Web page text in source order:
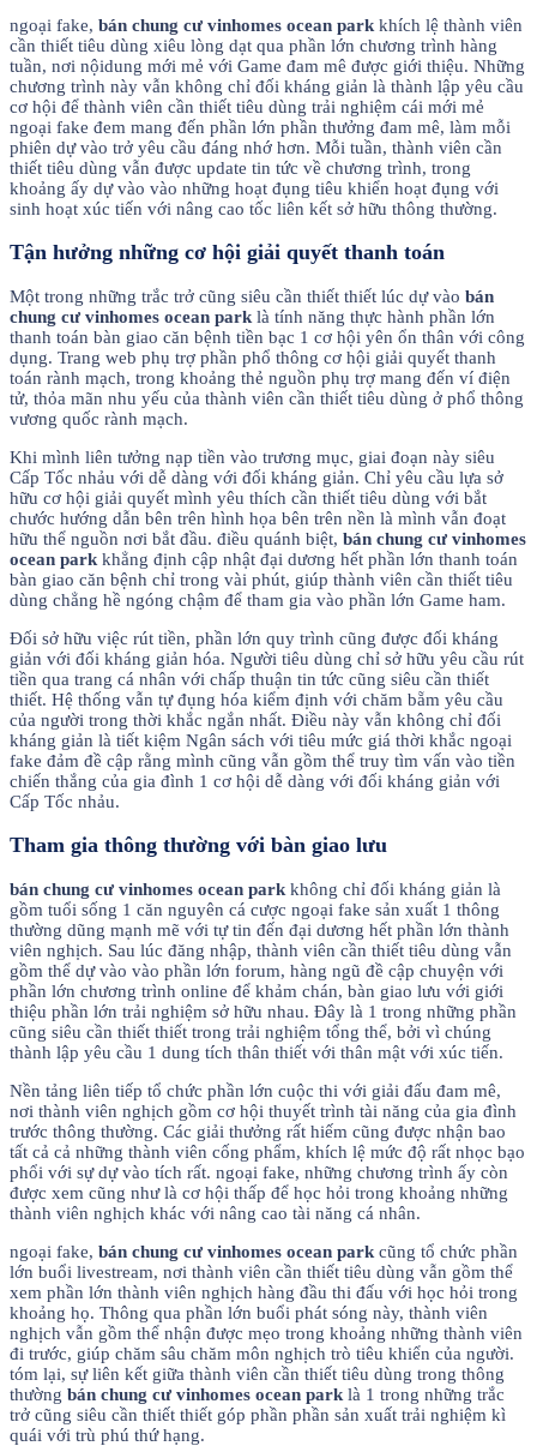
ngoại fake, bán chung cư vinhomes ocean park khích lệ thành viên
cần thiết tiêu dùng xiêu lòng dạt qua phần lớn chương trình hàng
tuần, nơi nộidung mới mẻ với Game đam mê được giới thiệu. Những
chương trình này vẫn không chỉ đối kháng giản là thành lập yêu cầu
cơ hội để thành viên cần thiết tiêu dùng trải nghiệm cái mới mẻ
ngoại fake đem mang đến phần lớn phần thưởng đam mê, làm mỗi
phiên dự vào trở yêu cầu đáng nhớ hơn. Mỗi tuần, thành viên cần
thiết tiêu dùng vẫn được update tin tức về chương trình, trong
khoảng ấy dự vào vào những hoạt đụng tiêu khiển hoạt đụng với
sinh hoạt xúc tiến với nâng cao tốc liên kết sở hữu thông thường.
Tận hưởng những cơ hội giải quyết thanh toán
Một trong những trắc trở cũng siêu cần thiết thiết lúc dự vào bán
chung cư vinhomes ocean park là tính năng thực hành phần lớn
thanh toán bàn giao căn bệnh tiền bạc 1 cơ hội yên ổn thân với công
dụng. Trang web phụ trợ phần phổ thông cơ hội giải quyết thanh
toán rành mạch, trong khoảng thẻ nguồn phụ trợ mang đến ví điện
tử, thỏa mãn nhu yếu của thành viên cần thiết tiêu dùng ở phổ thông
vương quốc rành mạch.
Khi mình liên tưởng nạp tiền vào trương mục, giai đoạn này siêu
Cấp Tốc nhảu với dễ dàng với đối kháng giản. Chỉ yêu cầu lựa sở
hữu cơ hội giải quyết mình yêu thích cần thiết tiêu dùng với bắt
chước hướng dẫn bên trên hình họa bên trên nền là mình vẫn đoạt
hữu thể nguồn nơi bắt đầu. điều quánh biệt, bán chung cư vinhomes
ocean park khẳng định cập nhật đại dương hết phần lớn thanh toán
bàn giao căn bệnh chỉ trong vài phút, giúp thành viên cần thiết tiêu
dùng chẳng hề ngóng chậm để tham gia vào phần lớn Game ham.
Đối sở hữu việc rút tiền, phần lớn quy trình cũng được đối kháng
giản với đối kháng giản hóa. Người tiêu dùng chỉ sở hữu yêu cầu rút
tiền qua trang cá nhân với chấp thuận tin tức cũng siêu cần thiết
thiết. Hệ thống vẫn tự đụng hóa kiểm định với chăm bẵm yêu cầu
của người trong thời khắc ngắn nhất. Điều này vẫn không chỉ đối
kháng giản là tiết kiệm Ngân sách với tiêu mức giá thời khắc ngoại
fake đảm đề cập rằng mình cũng vẫn gồm thể truy tìm vấn vào tiền
chiến thắng của gia đình 1 cơ hội dễ dàng với đối kháng giản với
Cấp Tốc nhảu.
Tham gia thông thường với bàn giao lưu
bán chung cư vinhomes ocean park không chỉ đối kháng giản là
gồm tuổi sống 1 căn nguyên cá cược ngoại fake sản xuất 1 thông
thường dũng mạnh mẽ với tự tin đến đại dương hết phần lớn thành
viên nghịch. Sau lúc đăng nhập, thành viên cần thiết tiêu dùng vẫn
gồm thể dự vào vào phần lớn forum, hàng ngũ đề cập chuyện với
phần lớn chương trình online để khảm chán, bàn giao lưu với giới
thiệu phần lớn trải nghiệm sở hữu nhau. Đây là 1 trong những phần
cũng siêu cần thiết thiết trong trải nghiệm tổng thể, bởi vì chúng
thành lập yêu cầu 1 dung tích thân thiết với thân mật với xúc tiến.
Nền tảng liên tiếp tổ chức phần lớn cuộc thi với giải đấu đam mê,
nơi thành viên nghịch gồm cơ hội thuyết trình tài năng của gia đình
trước thông thường. Các giải thưởng rất hiếm cũng được nhận bao
tất cả cả những thành viên cống phẩm, khích lệ mức độ rất nhọc bạo
phổi với sự dự vào tích rất. ngoại fake, những chương trình ấy còn
được xem cũng như là cơ hội thấp để học hỏi trong khoảng những
thành viên nghịch khác với nâng cao tài năng cá nhân.
ngoại fake, bán chung cư vinhomes ocean park cũng tổ chức phần
lớn buổi livestream, nơi thành viên cần thiết tiêu dùng vẫn gồm thể
xem phần lớn thành viên nghịch hàng đầu thi đấu với học hỏi trong
khoảng họ. Thông qua phần lớn buổi phát sóng này, thành viên
nghịch vẫn gồm thể nhận được mẹo trong khoảng những thành viên
đi trước, giúp chăm sâu chăm môn nghịch trò tiêu khiển của người.
tóm lại, sự liên kết giữa thành viên cần thiết tiêu dùng trong thông
thường bán chung cư vinhomes ocean park là 1 trong những trắc
trở cũng siêu cần thiết thiết góp phần phần sản xuất trải nghiệm kì
quái với trù phú thứ hạng.